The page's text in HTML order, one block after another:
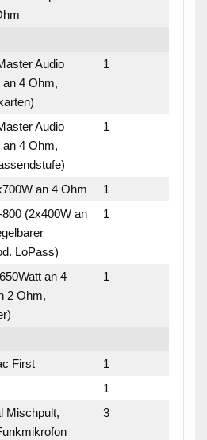
Audio
4 Ohm,
1
Audio
4 Ohm,
1
an 4 Ohm
1
(2x400W an
LoPass)
1
an 4
2 Ohm,
1
First
1
1
Mischpult,
3